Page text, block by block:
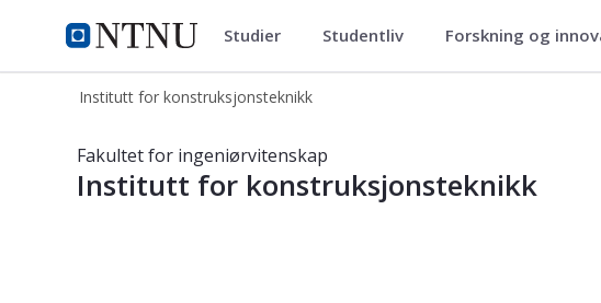
NTNU Hjemmeside
Institutt for konstruksjonsteknikk
Studier Studentliv Forskning og
Institutt for konstruksjonsteknikk
Fakultet for ingeniørvitenskap
Institutt for konstruksjonsteknikk